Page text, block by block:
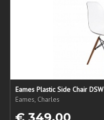
Eames Plastic Side Chair DSW
Eames, Charles
€ 349.00